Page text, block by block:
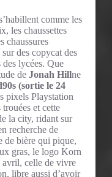
comme les
les chaussettes
chaussures
des copycat des
lycées. Que
de Jonah Hillne
(sortie le 24
pixels Playstation
et cette
la city, ridant sur
recherche de
de bière qui pique,
gras, le logo Korn
avril, celle de vivre
libre aussi d’avoir